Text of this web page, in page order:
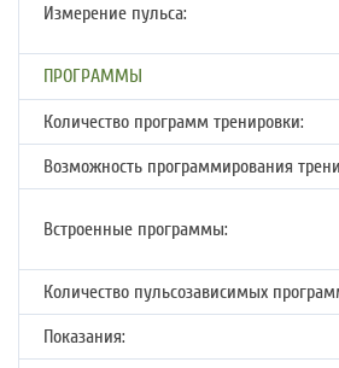
Измерение пульса:
ПРОГРАММЫ
Количество программ тренировки:
Возможность программирования
Встроенные программы:
Количество пульсозависимых
Показания: